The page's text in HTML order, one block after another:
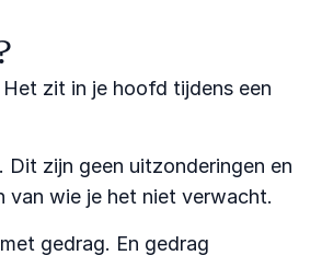
zit in je hoofd tijdens een
zijn geen uitzonderingen en
van wie je het niet verwacht.
gedrag. En gedrag